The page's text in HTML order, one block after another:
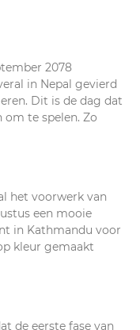
2078
in Nepal gevierd
Dit is de dag dat
te spelen. Zo
het voorwerk van
een mooie
in Kathmandu voor
kleur gemaakt
de eerste fase van